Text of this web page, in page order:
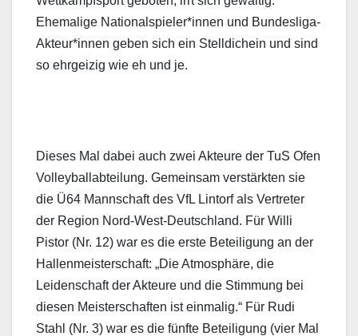
Ehemalige Nationalspieler*innen und Bundesliga-
Akteur*innen geben sich ein Stelldichein und sind
so ehrgeizig wie eh und je.
Dieses Mal dabei auch zwei Akteure der TuS Ofen
Volleyballabteilung. Gemeinsam verstärkten sie
die Ü64 Mannschaft des VfL Lintorf als Vertreter
der Region Nord-West-Deutschland. Für Willi
Pistor (Nr. 12) war es die erste Beteiligung an der
Hallenmeisterschaft: „Die Atmosphäre, die
Leidenschaft der Akteure und die Stimmung bei
diesen Meisterschaften ist einmalig.“ Für Rudi
Stahl (Nr. 3) war es die fünfte Beteiligung (vier Mal